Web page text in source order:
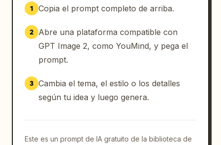
1 Copia el prompt completo de arriba.
2
Abre una plataforma compatible con
GPT Image 2, como YouMind, y pega el
prompt.
3 Cambia el tema, el estilo o los detalles
según tu idea y luego genera.
Este es un prompt de IA gratuito de la biblioteca de